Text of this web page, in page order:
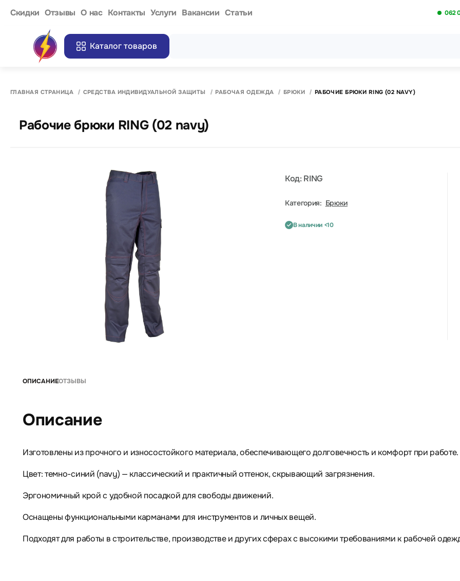
Cкидки Отзывы О нас Контакты Услуги Вакансии Статьи 062
Каталог товаров
ГЛАВНАЯ СТРАНИЦА СРЕДСТВА ИНДИВИДУАЛЬНОЙ ЗАЩИТЫ РАБОЧАЯ ОДЕЖДА БРЮКИ РАБОЧИЕ БРЮКИ RING (02 NAVY)
Рабочие брюки RING (02 navy)
Код: RING
Категория: Брюки
В наличии <10
ОПИСАНИЕОТЗЫВЫ
Описание
Изготовлены из прочного и износостойкого материала, обеспечивающего долговечность и комфорт при работе.
Цвет: темно-синий (navy) — классический и практичный оттенок, скрывающий загрязнения.
Эргономичный крой с удобной посадкой для свободы движений.
Оснащены функциональными карманами для инструментов и личных вещей.
Подходят для работы в строительстве, производстве и других сферах с высокими требованиями к рабочей